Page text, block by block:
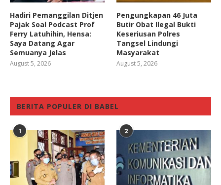
Hadiri Pemanggilan Ditjen
Pajak Soal Podcast Prof
Ferry Latuhihin, Hensa:
Saya Datang Agar
Semuanya Jelas
August 5, 2026
Pengungkapan 46 Juta
Butir Obat Ilegal Bukti
Keseriusan Polres
Tangsel Lindungi
Masyarakat
August 5, 2026
BERITA POPULER DI BABEL
1 2